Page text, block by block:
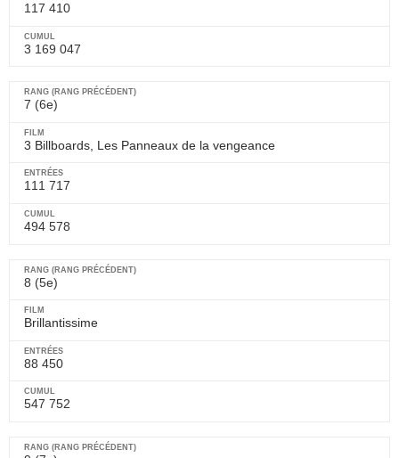
117 410
3 169 047
7 (6e)
3 Billboards, Les Panneaux de la vengeance
111 717
494 578
8 (5e)
Brillantissime
88 450
547 752